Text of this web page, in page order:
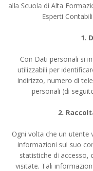
alla Scuola di Alta
Esperti
1.
Con Dati personali si
utilizzabili per
indirizzo, numero di
personali (di
2.
Ogni volta che un
informazioni sul suo
statistiche di accesso,
visitate. Tali